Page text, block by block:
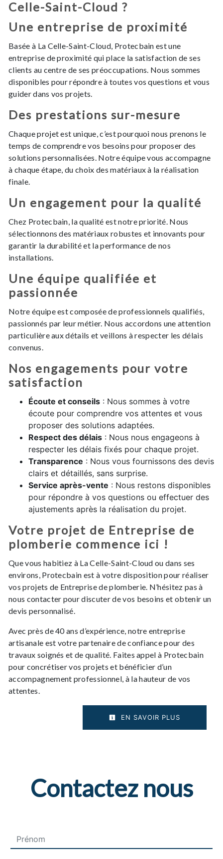
Celle-Saint-Cloud ?
Une entreprise de proximité
Basée à La Celle-Saint-Cloud, Protecbain est une
entreprise de proximité qui place la satisfaction de ses
clients au centre de ses préoccupations. Nous sommes
disponibles pour répondre à toutes vos questions et vous
guider dans vos projets.
Des prestations sur-mesure
Chaque projet est unique, c’est pourquoi nous prenons le
temps de comprendre vos besoins pour proposer des
solutions personnalisées. Notre équipe vous accompagne
à chaque étape, du choix des matériaux à la réalisation
finale.
Un engagement pour la qualité
Chez Protecbain, la qualité est notre priorité. Nous
sélectionnons des matériaux robustes et innovants pour
garantir la durabilité et la performance de nos
installations.
Une équipe qualifiée et
passionnée
Notre équipe est composée de professionnels qualifiés,
passionnés par leur métier. Nous accordons une attention
particulière aux détails et veillons à respecter les délais
convenus.
Nos engagements pour votre
satisfaction
Écoute et conseils : Nous sommes à votre
écoute pour comprendre vos attentes et vous
proposer des solutions adaptées.
Respect des délais : Nous nous engageons à
respecter les délais fixés pour chaque projet.
Transparence : Nous vous fournissons des devis
clairs et détaillés, sans surprise.
Service après-vente : Nous restons disponibles
pour répondre à vos questions ou effectuer des
ajustements après la réalisation du projet.
Votre projet de Entreprise de
plomberie commence ici !
Que vous habitiez à La Celle-Saint-Cloud ou dans ses
environs, Protecbain est à votre disposition pour réaliser
vos projets de Entreprise de plomberie. N’hésitez pas à
nous contacter pour discuter de vos besoins et obtenir un
devis personnalisé.
Avec près de 40 ans d’expérience, notre entreprise
artisanale est votre partenaire de confiance pour des
travaux soignés et de qualité. Faites appel à Protecbain
pour concrétiser vos projets et bénéficier d’un
accompagnement professionnel, à la hauteur de vos
attentes.
EN SAVOIR PLUS
Contactez nous